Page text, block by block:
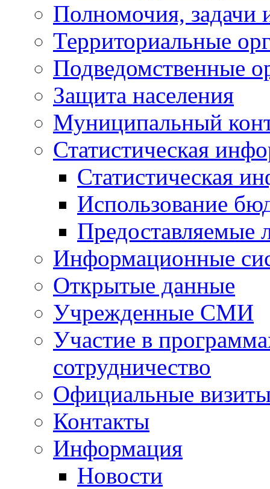
Полномочия, задачи
Территориальные
Подведомственные
Защита населения
Муниципальный
Статистическая
Статистическая
Использование
Предоставляемые
Информационные
Открытые данные
Учрежденные СМИ
Участие в
сотрудничество
Официальные
Контакты
Информация
Новости